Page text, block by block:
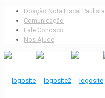
Doação Nota Fiscal Paulista
Comunicação
Fale Conosco
Nos Ajude